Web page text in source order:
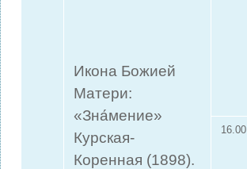
Икона Божией
Матери:
«Зна́мение»
Курская-
Коренная (1898).
16.00